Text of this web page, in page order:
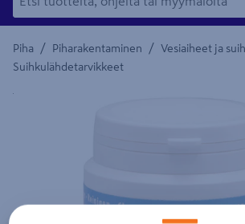
Piha / Piharakentaminen / Vesiaiheet ja
Suihkulähdetarvikkeet
Yksityiskohtainen kuvaus löytyy